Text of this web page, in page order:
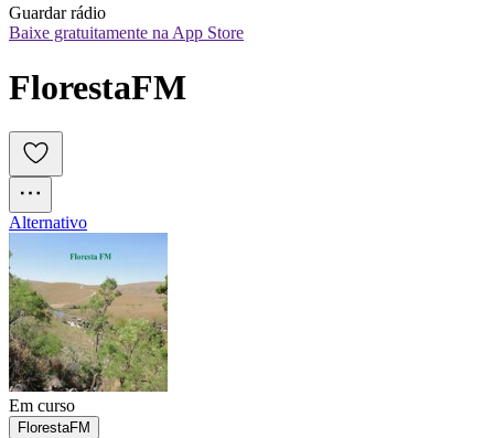
Guardar rádio
Baixe gratuitamente na App Store
FlorestaFM
Alternativo
Em curso
FlorestaFM